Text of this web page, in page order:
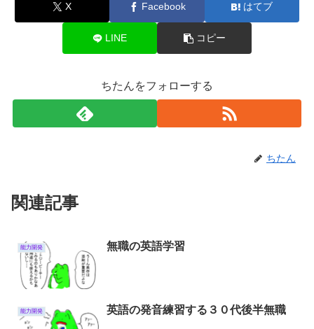
X Facebook はてブ
LINE コピー
ちたんをフォローする
ちたん
関連記事
能力開発 無職の英語学習
能力開発 英語の発音練習する３０代後半無職